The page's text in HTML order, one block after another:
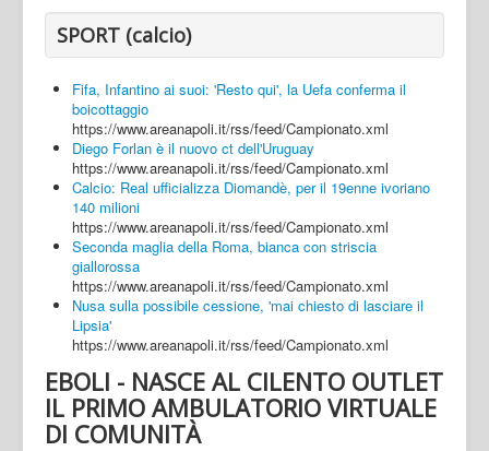
SPORT (calcio)
Fifa, Infantino ai suoi: 'Resto qui', la Uefa conferma il
boicottaggio
https://www.areanapoli.it/rss/feed/Campionato.xml
Diego Forlan è il nuovo ct dell'Uruguay
https://www.areanapoli.it/rss/feed/Campionato.xml
Calcio: Real ufficializza Diomandè, per il 19enne ivoriano
140 milioni
https://www.areanapoli.it/rss/feed/Campionato.xml
Seconda maglia della Roma, bianca con striscia
giallorossa
https://www.areanapoli.it/rss/feed/Campionato.xml
Nusa sulla possibile cessione, 'mai chiesto di lasciare il
Lipsia'
https://www.areanapoli.it/rss/feed/Campionato.xml
EBOLI - NASCE AL CILENTO OUTLET
IL PRIMO AMBULATORIO VIRTUALE
DI COMUNITÀ